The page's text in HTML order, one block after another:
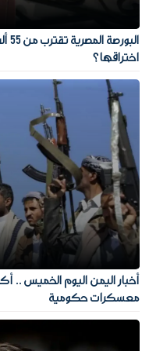
اختراقها؟
معسكرات حكومية